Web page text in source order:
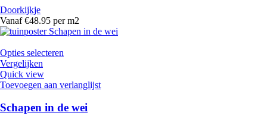
Doorkijkje
Vanaf €48.95 per m2
Opties selecteren
Vergelijken
Quick view
Toevoegen aan verlanglijst
Schapen in de wei